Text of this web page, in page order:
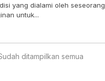
yang dialami oleh seseorang
untuk...
ditampilkan semua